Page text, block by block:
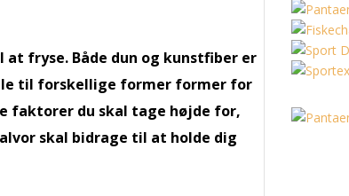
fryse. Både dun og kunstfiber er
til forskellige former former for
faktorer du skal tage højde for,
skal bidrage til at holde dig